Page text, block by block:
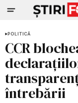
POLITICĂ
CCR
întrebării